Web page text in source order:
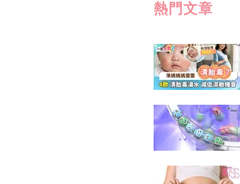
熱門文章